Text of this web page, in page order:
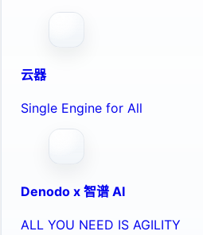
云器
Single Engine for All
Denodo x 智谱 AI
ALL YOU NEED IS AGILITY